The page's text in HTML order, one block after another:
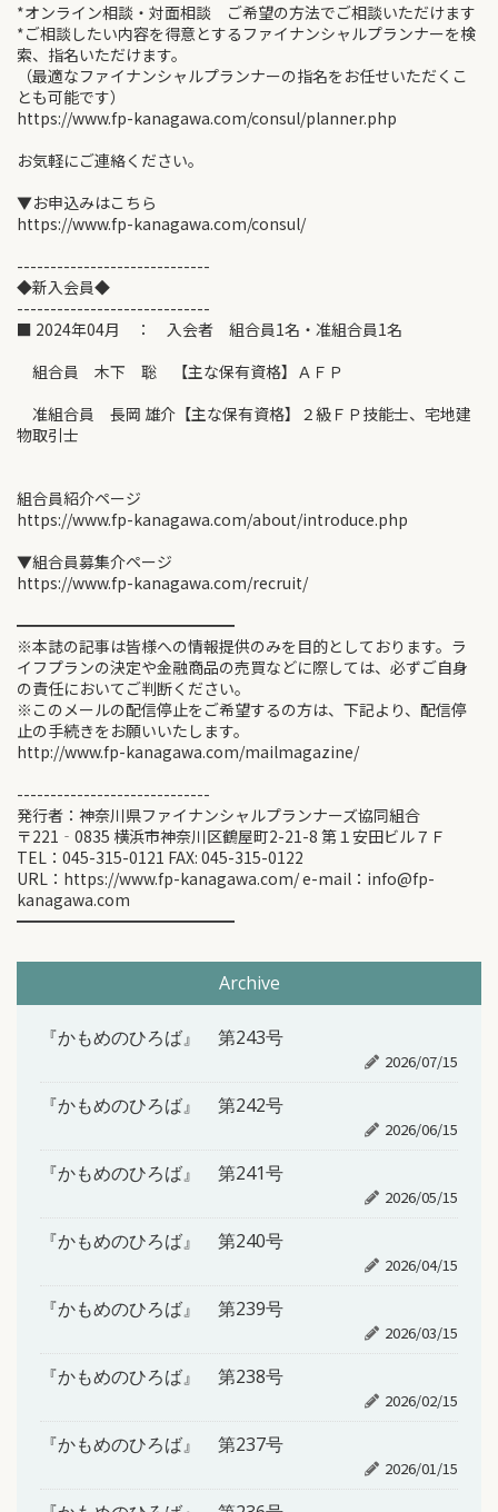
*オンライン相談・対面相談 ご希望の方法でご相談いただけます
*ご相談したい内容を得意とするファイナンシャルプランナーを検
索、指名いただけます。
（最適なファイナンシャルプランナーの指名をお任せいただくこ
とも可能です）
https://www.fp-kanagawa.com/consul/planner.php
お気軽にご連絡ください。
▼お申込みはこちら
https://www.fp-kanagawa.com/consul/
-----------------------------
◆新入会員◆
-----------------------------
■ 2024年04月 ： 入会者 組合員1名・准組合員1名
組合員 木下 聡 【主な保有資格】ＡＦＰ
准組合員 長岡 雄介【主な保有資格】２級ＦＰ技能士、宅地建
物取引士
組合員紹介ページ
https://www.fp-kanagawa.com/about/introduce.php
▼組合員募集介ページ
https://www.fp-kanagawa.com/recruit/
━━━━━━━━━━━━━━
※本誌の記事は皆様への情報提供のみを目的としております。ラ
イフプランの決定や金融商品の売買などに際しては、必ずご自身
の責任においてご判断ください。
※このメールの配信停止をご希望するの方は、下記より、配信停
止の手続きをお願いいたします。
http://www.fp-kanagawa.com/mailmagazine/
-----------------------------
発行者：神奈川県ファイナンシャルプランナーズ協同組合
〒221‐0835 横浜市神奈川区鶴屋町2-21-8 第１安田ビル７Ｆ
TEL：045-315-0121 FAX: 045-315-0122
URL：https://www.fp-kanagawa.com/ e-mail：info@fp-
kanagawa.com
━━━━━━━━━━━━━━
Archive
『かもめのひろば』 第243号
2026/07/15
『かもめのひろば』 第242号
2026/06/15
『かもめのひろば』 第241号
2026/05/15
『かもめのひろば』 第240号
2026/04/15
『かもめのひろば』 第239号
2026/03/15
『かもめのひろば』 第238号
2026/02/15
『かもめのひろば』 第237号
2026/01/15